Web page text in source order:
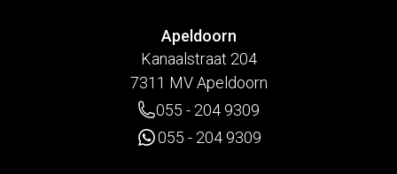
Apeldoorn
Kanaalstraat 204
7311 MV Apeldoorn
055 - 204 9309
055 - 204 9309